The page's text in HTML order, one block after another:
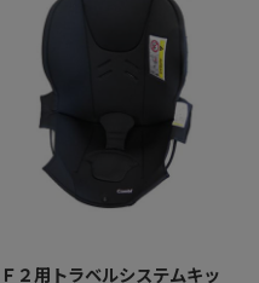
Ｆ２用トラベルシステムキッ